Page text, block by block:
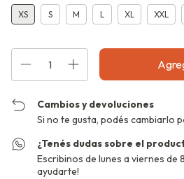
XS S M L XL XXL
Cambios y devoluciones
Si no te gusta, podés cambiarlo
¿Tenés dudas sobre el
Escribinos de lunes a viernes de
ayudarte!